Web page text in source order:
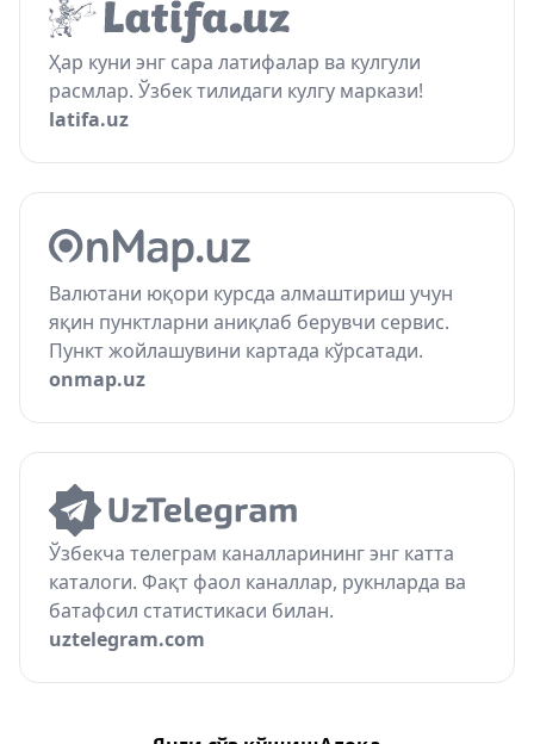
Ҳар куни энг сара латифалар ва кулгули
расмлар. Ўзбек тилидаги кулгу маркази!
latifa.uz
Валютани юқори курсда алмаштириш учун
яқин пунктларни аниқлаб берувчи сервис.
Пункт жойлашувини картада кўрсатади.
onmap.uz
Ўзбекча телеграм каналларининг энг катта
каталоги. Фақт фаол каналлар, рукнларда ва
батафсил статистикаси билан.
uztelegram.com